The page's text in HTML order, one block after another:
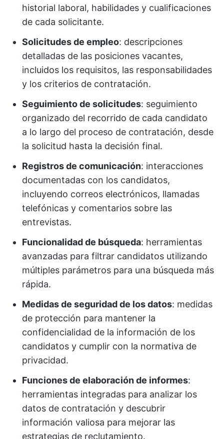
historial laboral, habilidades y cualificaciones
de cada solicitante.
Solicitudes de empleo: descripciones
detalladas de las posiciones vacantes,
incluidos los requisitos, las responsabilidades
y los criterios de contratación.
Seguimiento de solicitudes: seguimiento
organizado del recorrido de cada candidato
a lo largo del proceso de contratación, desde
la solicitud hasta la decisión final.
Registros de comunicación: interacciones
documentadas con los candidatos,
incluyendo correos electrónicos, llamadas
telefónicas y comentarios sobre las
entrevistas.
Funcionalidad de búsqueda: herramientas
avanzadas para filtrar candidatos utilizando
múltiples parámetros para una búsqueda más
rápida.
Medidas de seguridad de los datos: medidas
de protección para mantener la
confidencialidad de la información de los
candidatos y cumplir con la normativa de
privacidad.
Funciones de elaboración de informes:
herramientas integradas para analizar los
datos de contratación y descubrir
información valiosa para mejorar las
estrategias de reclutamiento.